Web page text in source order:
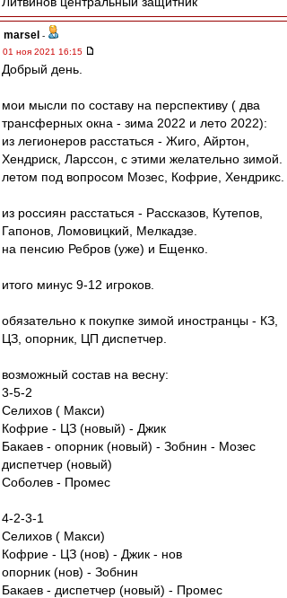
marsel -
01 ноя 2021 16:15
Добрый день.
мои мысли по составу на перспективу ( два
трансферных окна - зима 2022 и лето 2022):
из легионеров расстаться - Жиго, Айртон,
Хендриск, Ларссон, с этими желательно зимой.
летом под вопросом Мозес, Кофрие, Хендрикс.
из россиян расстаться - Рассказов, Кутепов,
Гапонов, Ломовицкий, Мелкадзе.
на пенсию Ребров (уже) и Ещенко.
итого минус 9-12 игроков.
обязательно к покупке зимой иностранцы - КЗ,
ЦЗ, опорник, ЦП диспетчер.
возможный состав на весну:
3-5-2
Селихов ( Макси)
Кофрие - ЦЗ (новый) - Джик
Бакаев - опорник (новый) - Зобнин - Мозес
диспетчер (новый)
Соболев - Промес
4-2-3-1
Селихов ( Макси)
Кофрие - ЦЗ (нов) - Джик - нов
опорник (нов) - Зобнин
Бакаев - диспетчер (новый) - Промес